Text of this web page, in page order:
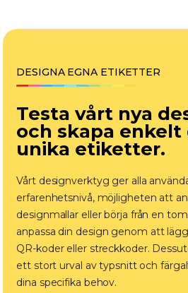
DESIGNA EGNA ETIKETTER
Testa vårt nya
och skapa enkelt
unika etiketter.
Vårt designverktyg ger alla
erfarenhetsnivå, möjligheten att
designmallar eller börja från en
anpassa din design genom att
QR-koder eller streckkoder.
ett stort urval av typsnitt och
dina specifika behov.